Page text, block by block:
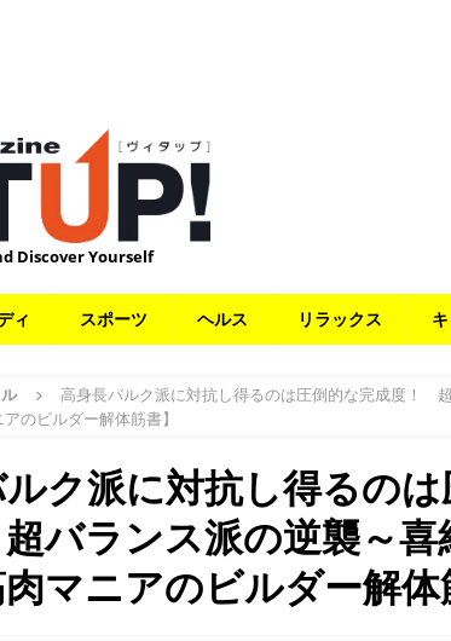
Discover Yourself
ィ スポーツ ヘルス リラックス
高身長バルク派に対抗し得るのは圧倒的な完成度！
のビルダー解体筋書】
ク派に対抗し得るの
バランス派の逆襲～喜
マニアのビルダー解体